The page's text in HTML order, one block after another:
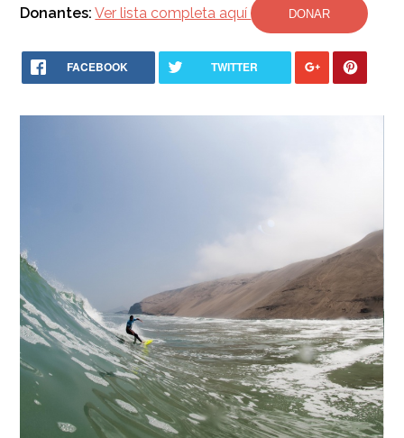
Donantes: Ver lista completa aquí DONAR
FACEBOOK TWITTER